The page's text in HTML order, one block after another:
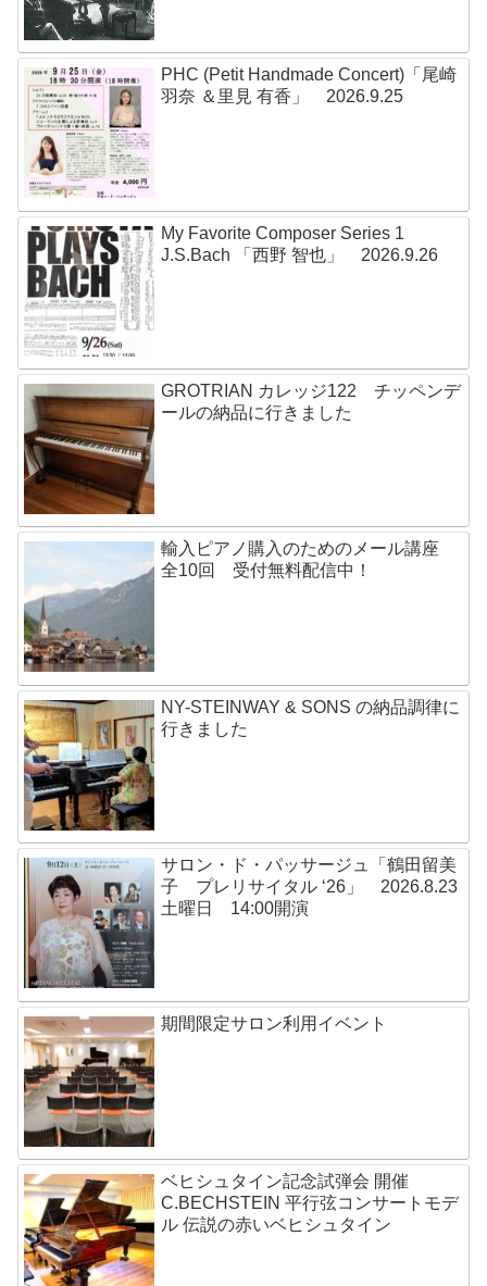
PHC (Petit Handmade Concert)「尾崎
羽奈 ＆里見 有香」 2026.9.25
My Favorite Composer Series 1
J.S.Bach 「西野 智也」 2026.9.26
GROTRIAN カレッジ122 チッペンデ
ールの納品に行きました
輸入ピアノ購入のためのメール講座
全10回 受付無料配信中！
NY-STEINWAY & SONS の納品調律に
行きました
サロン・ド・パッサージュ「鶴田留美
子 プレリサイタル ‘26」 2026.8.23
土曜日 14:00開演
期間限定サロン利用イベント
ベヒシュタイン記念試弾会 開催
C.BECHSTEIN 平行弦コンサートモデ
ル 伝説の赤いベヒシュタイン